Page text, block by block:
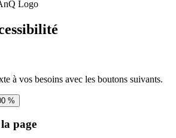
à vos besoins avec les boutons suivants.
%
page